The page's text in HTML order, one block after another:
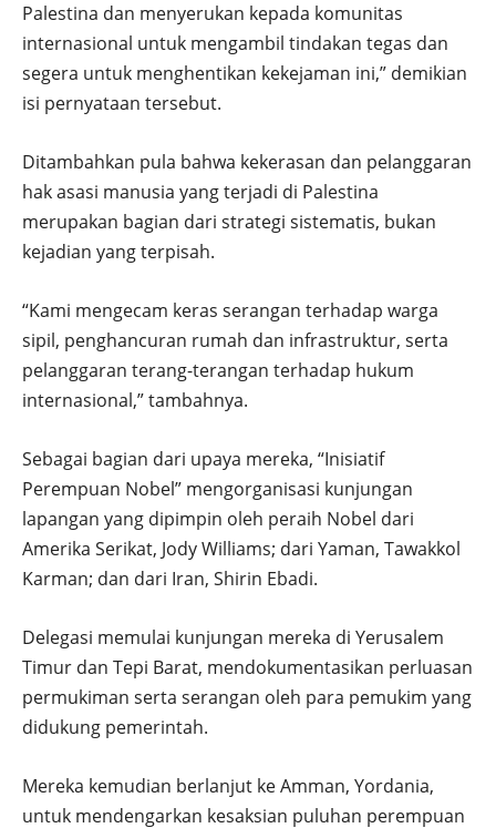
Palestina dan menyerukan kepada komunitas
internasional untuk mengambil tindakan tegas dan
segera untuk menghentikan kekejaman ini,” demikian
isi pernyataan tersebut.
Ditambahkan pula bahwa kekerasan dan pelanggaran
hak asasi manusia yang terjadi di Palestina
merupakan bagian dari strategi sistematis, bukan
kejadian yang terpisah.
“Kami mengecam keras serangan terhadap warga
sipil, penghancuran rumah dan infrastruktur, serta
pelanggaran terang-terangan terhadap hukum
internasional,” tambahnya.
Sebagai bagian dari upaya mereka, “Inisiatif
Perempuan Nobel” mengorganisasi kunjungan
lapangan yang dipimpin oleh peraih Nobel dari
Amerika Serikat, Jody Williams; dari Yaman, Tawakkol
Karman; dan dari Iran, Shirin Ebadi.
Delegasi memulai kunjungan mereka di Yerusalem
Timur dan Tepi Barat, mendokumentasikan perluasan
permukiman serta serangan oleh para pemukim yang
didukung pemerintah.
Mereka kemudian berlanjut ke Amman, Yordania,
untuk mendengarkan kesaksian puluhan perempuan